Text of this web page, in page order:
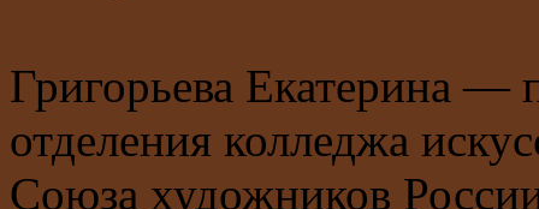
Григорьева Екатерина —
отделения колледжа
Союза художников